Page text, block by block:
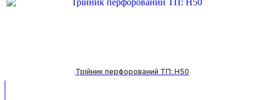
Трійник перфорований ТП: H50